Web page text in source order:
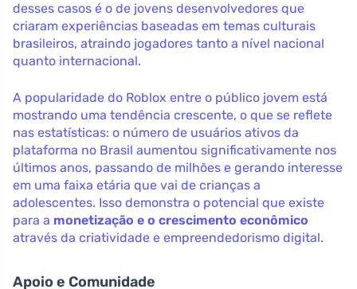
desses casos é o de jovens desenvolvedores que
criaram experiências baseadas em temas culturais
brasileiros, atraindo jogadores tanto a nível nacional
quanto internacional.
A popularidade do Roblox entre o público jovem está
mostrando uma tendência crescente, o que se reflete
nas estatísticas: o número de usuários ativos da
plataforma no Brasil aumentou significativamente nos
últimos anos, passando de milhões e gerando interesse
em uma faixa etária que vai de crianças a
adolescentes. Isso demonstra o potencial que existe
para a monetização e o crescimento econômico
através da criatividade e empreendedorismo digital.
Apoio e Comunidade